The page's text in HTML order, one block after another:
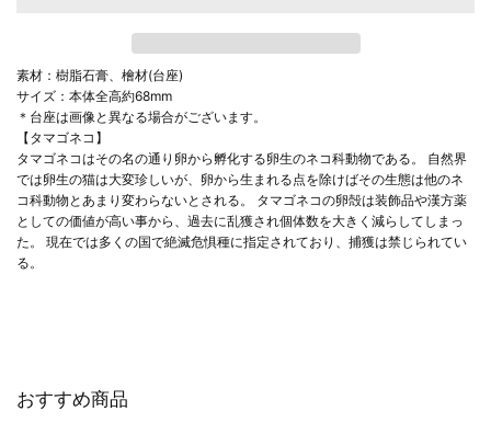
素材：樹脂石膏、檜材(台座)
サイズ：本体全高約68mm
＊台座は画像と異なる場合がございます。
【タマゴネコ】
タマゴネコはその名の通り卵から孵化する卵生のネコ科動物である。 自然界
では卵生の猫は大変珍しいが、卵から生まれる点を除けばその生態は他のネ
コ科動物とあまり変わらないとされる。 タマゴネコの卵殻は装飾品や漢方薬
としての価値が高い事から、過去に乱獲され個体数を大きく減らしてしまっ
た。 現在では多くの国で絶滅危惧種に指定されており、捕獲は禁じられてい
る。
おすすめ商品